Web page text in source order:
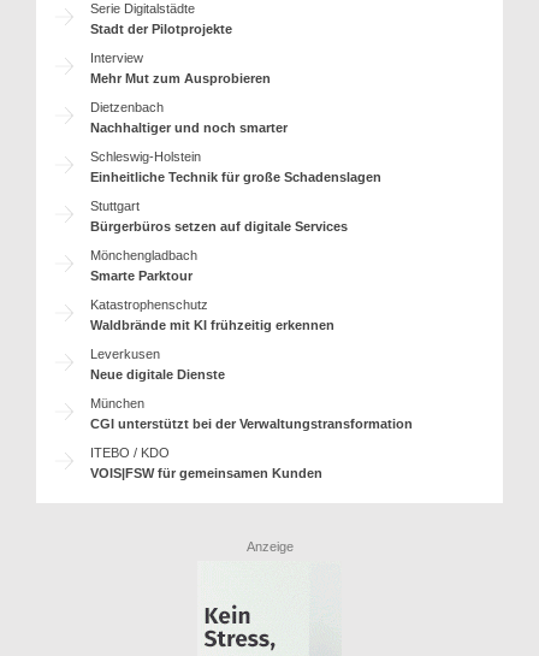
Serie Digitalstädte
Stadt der Pilotprojekte
Interview
Mehr Mut zum Ausprobieren
Dietzenbach
Nachhaltiger und noch smarter
Schleswig-Holstein
Einheitliche Technik für große Schadenslagen
Stuttgart
Bürgerbüros setzen auf digitale Services
Mönchengladbach
Smarte Parktour
Katastrophenschutz
Waldbrände mit KI frühzeitig erkennen
Leverkusen
Neue digitale Dienste
München
CGI unterstützt bei der Verwaltungstransformation
ITEBO / KDO
VOIS|FSW für gemeinsamen Kunden
Anzeige